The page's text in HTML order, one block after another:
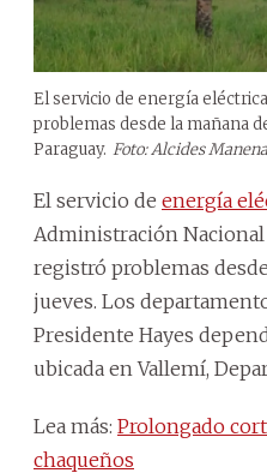
El servicio de energía
problemas desde la mañana
Paraguay. Foto: Alcides Manena
El servicio de energía
Administración
registró problemas
jueves. Los
Presidente Hayes
ubicada en Vallemí,
Lea más: Prolongado
chaqueños